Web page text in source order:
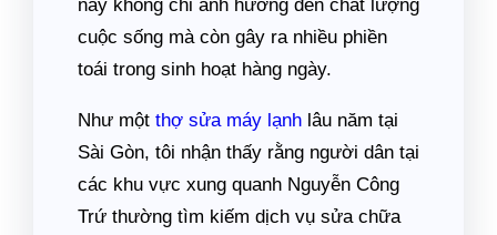
này không chỉ ảnh hưởng đến chất lượng
cuộc sống mà còn gây ra nhiều phiền
toái trong sinh hoạt hàng ngày.
Như một thợ sửa máy lạnh lâu năm tại
Sài Gòn, tôi nhận thấy rằng người dân tại
các khu vực xung quanh Nguyễn Công
Trứ thường tìm kiếm dịch vụ sửa chữa